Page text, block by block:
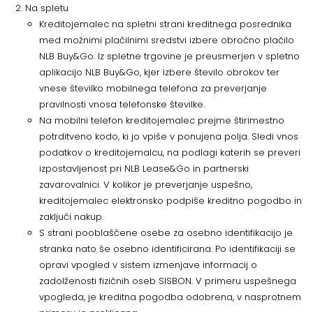
Na spletu
Kreditojemalec na spletni strani kreditnega posrednika
med možnimi plačilnimi sredstvi izbere obročno plačilo
NLB Buy&Go. Iz spletne trgovine je preusmerjen v spletno
aplikacijo NLB Buy&Go, kjer izbere število obrokov ter
vnese številko mobilnega telefona za preverjanje
pravilnosti vnosa telefonske številke.
Na mobilni telefon kreditojemalec prejme štirimestno
potrditveno kodo, ki jo vpiše v ponujena polja. Sledi vnos
podatkov o kreditojemalcu, na podlagi katerih se preveri
izpostavljenost pri NLB Lease&Go in partnerski
zavarovalnici. V kolikor je preverjanje uspešno,
kreditojemalec elektronsko podpiše kreditno pogodbo in
zaključi nakup.
S strani pooblaščene osebe za osebno identifikacijo je
stranka nato še osebno identificirana. Po identifikaciji se
opravi vpogled v sistem izmenjave informacij o
zadolženosti fizičnih oseb SISBON. V primeru uspešnega
vpogleda, je kreditna pogodba odobrena, v nasprotnem